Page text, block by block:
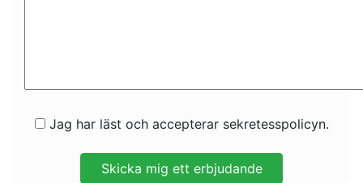
Jag har läst och accepterar sekretesspolicyn.